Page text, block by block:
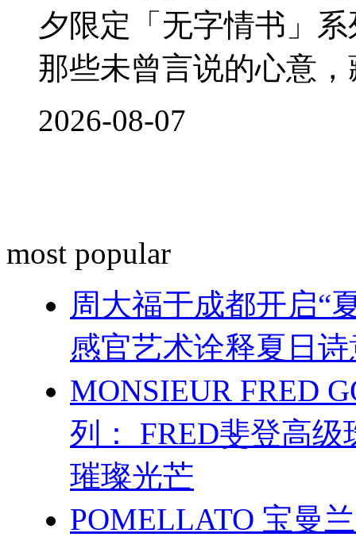
夕限定「无字情书」
那些未曾言说的心意
2026-08-07
most popular
周大福于成都开启“
感官艺术诠释夏日诗
MONSIEUR FRED
列： FRED斐登高
璀璨光芒
POMELLATO 宝曼